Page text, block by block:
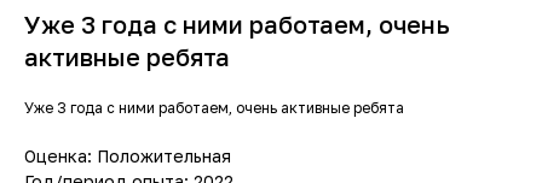
Уже 3 года с ними работаем, очень
активные ребята
Уже 3 года с ними работаем, очень активные ребята
Оценка: Положительная